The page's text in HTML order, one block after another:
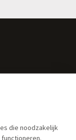
die noodzakelijk